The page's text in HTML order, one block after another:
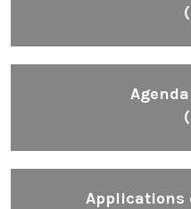
Applications